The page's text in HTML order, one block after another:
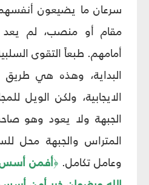
سرعان ما يضيعون
مقام أو منصب، لم
أمامهم. طبعاً التقوى
البداية، وهذه هي
الايجابية، ولكن الويل
الجبهة ولا يعود وهو
المتراس والجبهة محل
وعامل تكامل. ﴿أفمن أسس